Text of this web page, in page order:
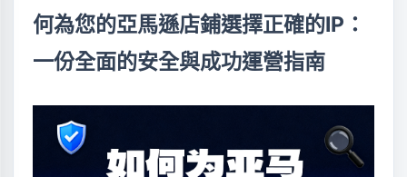
何為您的亞馬遜店鋪選擇正確的IP：
一份全面的安全與成功運營指南